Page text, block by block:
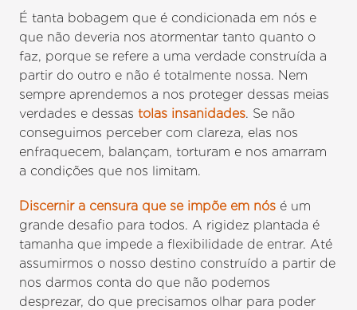
É tanta bobagem que é condicionada em nós e
que não deveria nos atormentar tanto quanto o
faz, porque se refere a uma verdade construída a
partir do outro e não é totalmente nossa. Nem
sempre aprendemos a nos proteger dessas meias
verdades e dessas tolas insanidades. Se não
conseguimos perceber com clareza, elas nos
enfraquecem, balançam, torturam e nos amarram
a condições que nos limitam.
Discernir a censura que se impõe em nós é um
grande desafio para todos. A rigidez plantada é
tamanha que impede a flexibilidade de entrar. Até
assumirmos o nosso destino construído a partir de
nos darmos conta do que não podemos
desprezar, do que precisamos olhar para poder